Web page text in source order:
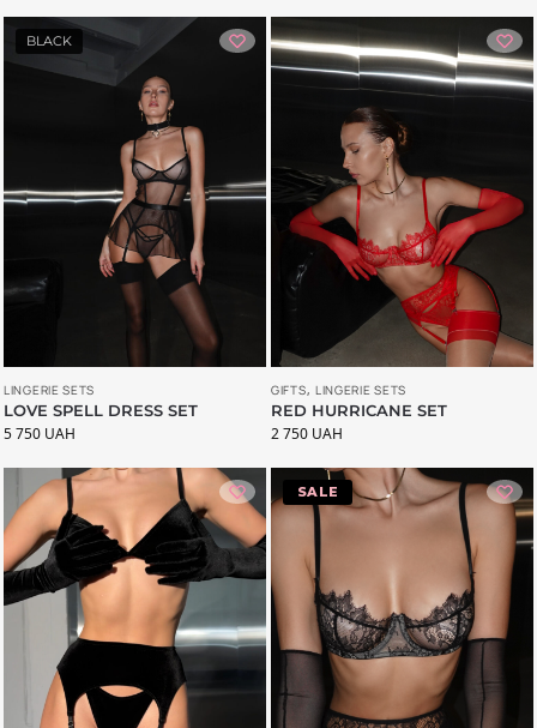
BLACK
LINGERIE SETS
LOVE SPELL DRESS SET
5 750 UAH
GIFTS, LINGERIE SETS
RED HURRICANE SET
2 750 UAH
-34%